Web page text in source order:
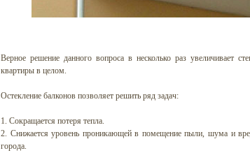
Верное решение данного вопроса в несколько раз увеличивает
квартиры в целом.
Остекление балконов позволяет решить ряд задач:
1. Сокращается потеря тепла.
2. Снижается уровень проникающей в помещение пыли, шума и
города.